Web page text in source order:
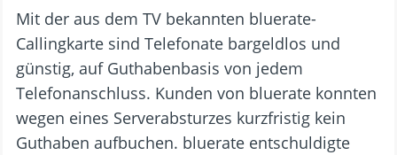
Mit der aus dem TV bekannten bluerate-
Callingkarte sind Telefonate bargeldlos und
günstig, auf Guthabenbasis von jedem
Telefonanschluss. Kunden von bluerate konnten
wegen eines Serverabsturzes kurzfristig kein
Guthaben aufbuchen. bluerate entschuldigte